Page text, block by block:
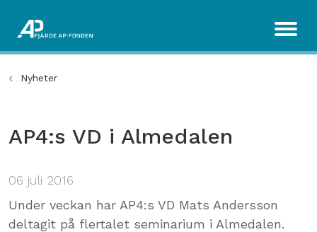
Nyheter
AP4:s VD i Almedalen
06 juli 2016
Under veckan har AP4:s VD Mats Andersson
deltagit på flertalet seminarium i Almedalen.